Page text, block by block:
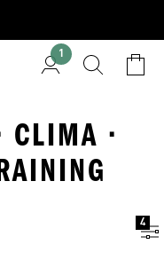
1
CLIMA ·
4